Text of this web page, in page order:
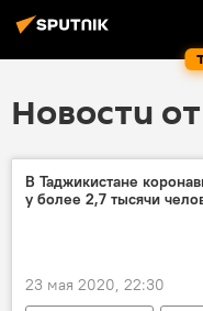
Новости
В Таджикистане
у более 2,7 тысячи
23 мая 2020, 22:30